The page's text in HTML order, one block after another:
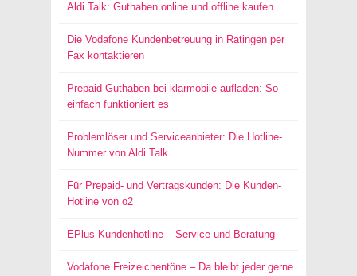
Aldi Talk: Guthaben online und offline kaufen
Die Vodafone Kundenbetreuung in Ratingen per
Fax kontaktieren
Prepaid-Guthaben bei klarmobile aufladen: So
einfach funktioniert es
Problemlöser und Serviceanbieter: Die Hotline-
Nummer von Aldi Talk
Für Prepaid- und Vertragskunden: Die Kunden-
Hotline von o2
EPlus Kundenhotline – Service und Beratung
Vodafone Freizeichentöne – Da bleibt jeder gerne